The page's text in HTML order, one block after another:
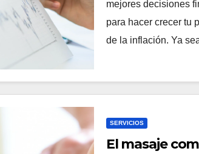
mejores decisiones
para hacer crecer tu
de la inflación. Ya
SERVICIOS
El masaje